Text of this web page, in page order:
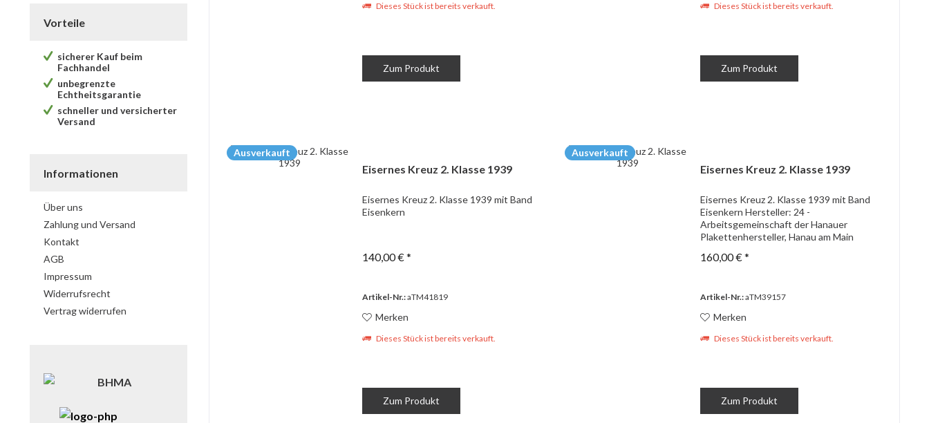
Vorteile
sicherer Kauf beim
Fachhandel
unbegrenzte
Echtheitsgarantie
schneller und versicherter
Versand
Informationen
Über uns
Zahlung und Versand
Kontakt
AGB
Impressum
Widerrufsrecht
Vertrag widerrufen
Dieses Stück ist bereits verkauft.
Zum Produkt
Dieses Stück ist bereits verkauft.
Zum Produkt
Ausverkauft
Eisernes Kreuz 2. Klasse 1939
Eisernes Kreuz 2. Klasse 1939 mit Band
Eisenkern
140,00 € *
Artikel-Nr.:aTM41819
Merken
Dieses Stück ist bereits verkauft.
Zum Produkt
Ausverkauft
Eisernes Kreuz 2. Klasse 1939
Eisernes Kreuz 2. Klasse 1939 mit Band
Eisenkern Hersteller: 24 -
Arbeitsgemeinschaft der Hanauer
Plakettenhersteller, Hanau am Main
160,00 € *
Artikel-Nr.:aTM39157
Merken
Dieses Stück ist bereits verkauft.
Zum Produkt